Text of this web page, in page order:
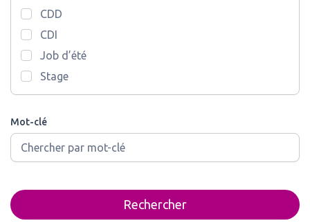
CDD
CDI
Job d’été
Stage
Mot-clé
Rechercher